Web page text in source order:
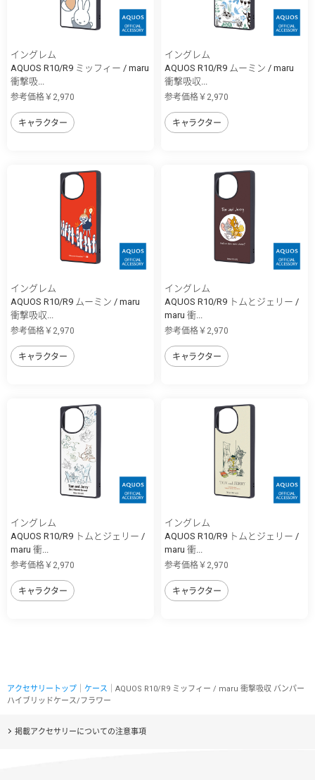
イングレム
AQUOS R10/R9 ミッフィー / maru
衝撃吸...
参考価格￥2,970
キャラクター
イングレム
AQUOS R10/R9 ムーミン / maru
衝撃吸収...
参考価格￥2,970
キャラクター
イングレム
AQUOS R10/R9 ムーミン / maru
衝撃吸収...
参考価格￥2,970
キャラクター
イングレム
AQUOS R10/R9 トムとジェリー /
maru 衝...
参考価格￥2,970
キャラクター
イングレム
AQUOS R10/R9 トムとジェリー /
maru 衝...
参考価格￥2,970
キャラクター
イングレム
AQUOS R10/R9 トムとジェリー /
maru 衝...
参考価格￥2,970
キャラクター
アクセサリートップ ケース ｜AQUOS R10/R9 ミッフィー / maru 衝撃吸収 バンパー
ハイブリッドケース/フラワー
掲載アクセサリーについての注意事項